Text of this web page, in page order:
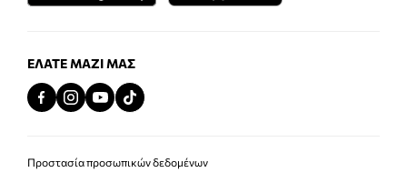
ΕΛΆΤΕ ΜΑΖΊ ΜΑΣ
Προστασία προσωπικών δεδομένων